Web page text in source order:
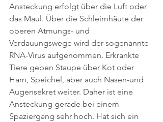
Ansteckung erfolgt über die Luft oder
das Maul. Über die Schleimhäute der
oberen Atmungs- und
Verdauungswege wird der sogenannte
RNA-Virus aufgenommen. Erkrankte
Tiere geben Staupe über Kot oder
Harn, Speichel, aber auch Nasen-und
Augensekret weiter. Daher ist eine
Ansteckung gerade bei einem
Spaziergang sehr hoch. Hat sich ein